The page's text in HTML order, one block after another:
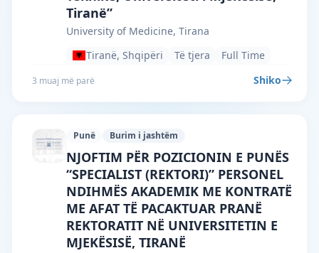
Tiranë”
University of Medicine, Tirana
Tiranë, Shqipëri
Të tjera Full Time
3 muaj më parë Shiko
Punë Burim i jashtëm
University of Medicine, Tirana · Tiranë
NJOFTIM PËR POZICIONIN E PUNËS
“SPECIALIST (REKTORI)” PERSONEL
NDIHMËS AKADEMIK ME KONTRATË
ME AFAT TË PACAKTUAR PRANË
REKTORATIT NË UNIVERSITETIN E
MJEKËSISË, TIRANË